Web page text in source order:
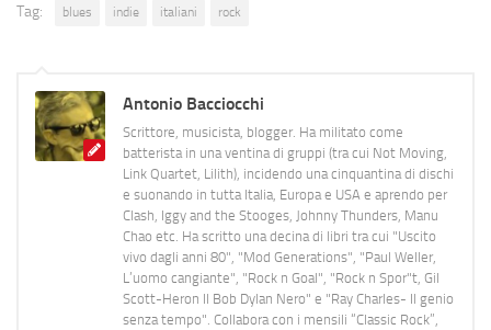
Tag: blues indie italiani rock
Antonio Bacciocchi
Scrittore, musicista, blogger. Ha militato come
batterista in una ventina di gruppi (tra cui Not Moving,
Link Quartet, Lilith), incidendo una cinquantina di dischi
e suonando in tutta Italia, Europa e USA e aprendo per
Clash, Iggy and the Stooges, Johnny Thunders, Manu
Chao etc. Ha scritto una decina di libri tra cui "Uscito
vivo dagli anni 80", "Mod Generations", "Paul Weller,
L’uomo cangiante", "Rock n Goal", "Rock n Spor"t, Gil
Scott-Heron Il Bob Dylan Nero" e "Ray Charles- Il genio
senza tempo". Collabora con i mensili “Classic Rock”,